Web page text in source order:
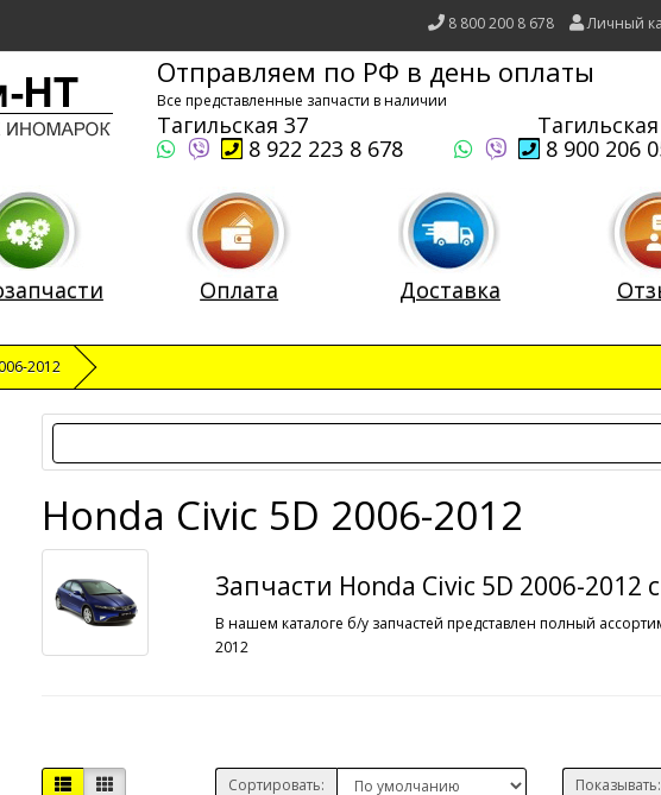
8 800 200 8 678 Личный
Отправляем по РФ в день оплаты
Все представленные запчасти в наличии
Тагильская 37
8 922 223 8 678
8 900 206
Оплата Доставка
2012
Honda Civic 5D 2006-2012
Запчасти Honda Civic 5D 2006-2012
В нашем каталоге б/у запчастей представлен полный
2012
Сортировать: Показывать: